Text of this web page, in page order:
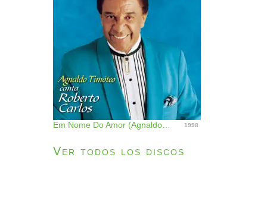
1998
Ver todos los discos